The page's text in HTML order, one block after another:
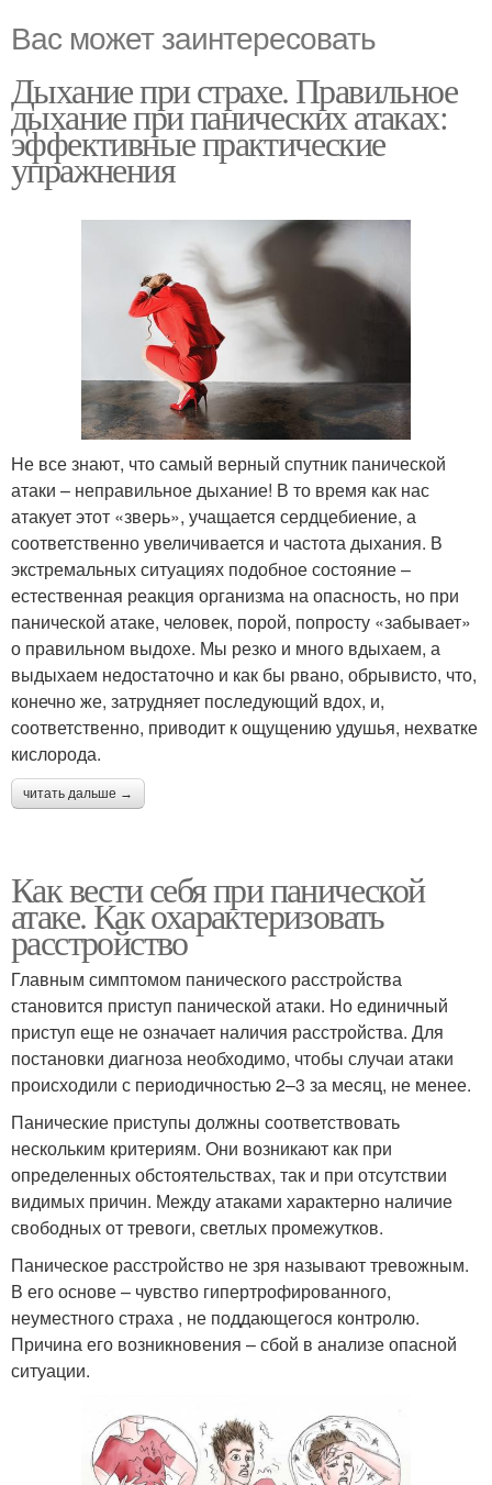
Вас может заинтересовать
Дыхание при страхе. Правильное
дыхание при панических атаках:
эффективные практические
упражнения
Не все знают, что самый верный спутник панической
атаки – неправильное дыхание! В то время как нас
атакует этот «зверь», учащается сердцебиение, а
соответственно увеличивается и частота дыхания. В
экстремальных ситуациях подобное состояние –
естественная реакция организма на опасность, но при
панической атаке, человек, порой, попросту «забывает»
о правильном выдохе. Мы резко и много вдыхаем, а
выдыхаем недостаточно и как бы рвано, обрывисто, что,
конечно же, затрудняет последующий вдох, и,
соответственно, приводит к ощущению удушья, нехватке
кислорода.
читать дальше →
Как вести себя при панической
атаке. Как охарактеризовать
расстройство
Главным симптомом панического расстройства
становится приступ панической атаки. Но единичный
приступ еще не означает наличия расстройства. Для
постановки диагноза необходимо, чтобы случаи атаки
происходили с периодичностью 2–3 за месяц, не менее.
Панические приступы должны соответствовать
нескольким критериям. Они возникают как при
определенных обстоятельствах, так и при отсутствии
видимых причин. Между атаками характерно наличие
свободных от тревоги, светлых промежутков.
Паническое расстройство не зря называют тревожным.
В его основе – чувство гипертрофированного,
неуместного страха , не поддающегося контролю.
Причина его возникновения – сбой в анализе опасной
ситуации.